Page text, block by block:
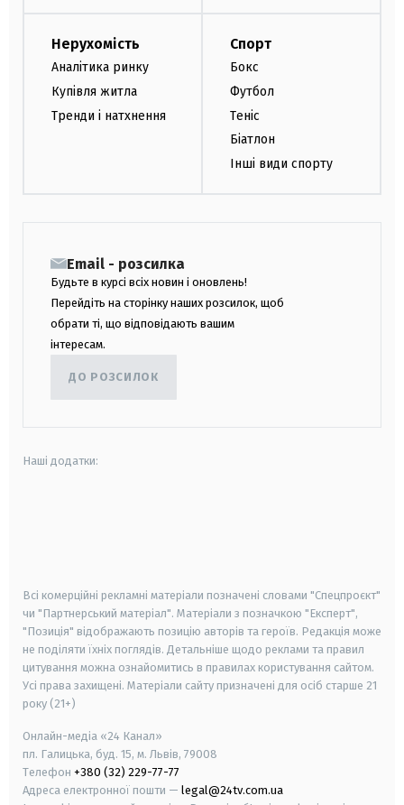
Нерухомість
Аналітика ринку
Купівля житла
Тренди і натхнення
Спорт
Бокс
Футбол
Теніс
Біатлон
Інші види спорту
Email - розсилка
Будьте в курсі всіх новин і оновлень!
Перейдіть на сторінку наших розсилок, щоб
обрати ті, що відповідають вашим
інтересам.
ДО РОЗСИЛОК
Наші додатки:
Всі комерційні рекламні матеріали позначені словами "Спецпроєкт"
чи "Партнерський матеріал". Матеріали з позначкою "Експерт",
"Позиція" відображають позицію авторів та героїв. Редакція може
не поділяти їхніх поглядів. Детальніше щодо реклами та правил
цитування можна ознайомитись в правилах користування сайтом.
Усі права захищені. Матеріали сайту призначені для осіб старше 21
року (21+)
Онлайн-медіа «24 Канал»
пл. Галицька, буд. 15, м. Львів, 79008
Телефон +380 (32) 229-77-77
Адреса електронної пошти — legal@24tv.com.ua